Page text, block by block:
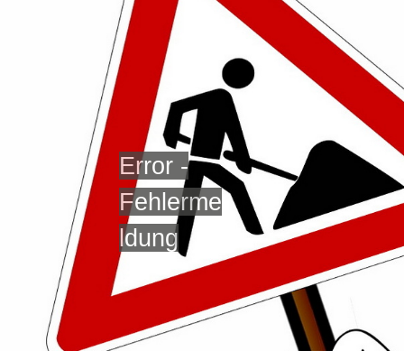
Error -
Fehlerme
ldung